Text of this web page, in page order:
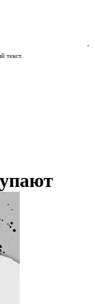
текст.